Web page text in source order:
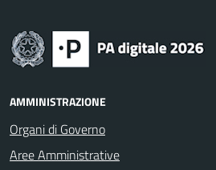
AMMINISTRAZIONE
Organi di Governo
Aree Amministrative